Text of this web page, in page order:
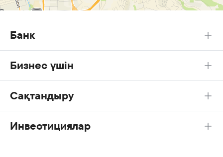
Банк
Бизнес үшін
Сақтандыру
Инвестициялар